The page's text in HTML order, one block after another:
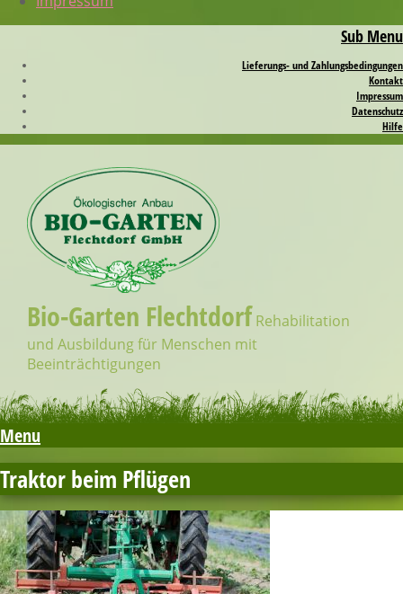
Sub Menu
Lieferungs- und Zahlungsbedingungen
Kontakt
Impressum
Datenschutz­
Hilfe
Bio-Garten Flechtdorf Rehabilitation
und Ausbildung für Menschen mit
Beeinträchtigungen
Menu
Traktor beim Pflügen